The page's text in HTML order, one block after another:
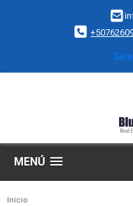
MENÚ
Inicio